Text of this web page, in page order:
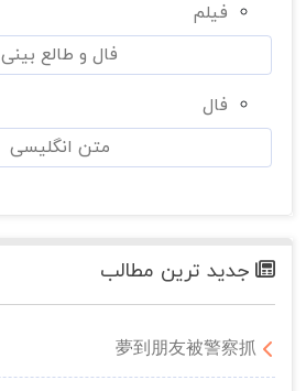
فیلم
فال و طالع بینی
فال
متن انگلیسی
جدید ترین مطالب
夢到朋友被警察抓